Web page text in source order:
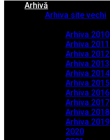
Arhivă
Arhiva site vechi
Arhiva 2010
Arhiva 2011
Arhiva 2012
Arhiva 2013
Arhiva 2014
Arhiva 2015
Arhiva 2016
Arhiva 2017
Arhiva 2018
Arhiva 2019
2020